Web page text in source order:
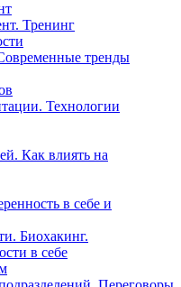
Тренинг
тренды
Технологии
Как влиять на
в себе и
Биохакинг.
в себе